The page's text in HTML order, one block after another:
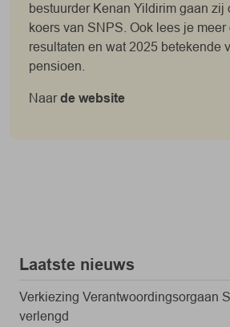
bestuurder Kenan Yildirim gaan zij
koers van SNPS. Ook lees je meer
resultaten en wat 2025 betekende
pensioen.
Naarde website
Laatste nieuws
Verkiezing Verantwoordingsorgaan
verlengd